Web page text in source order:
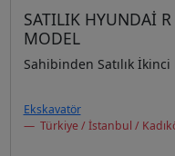
SATILIK HYUNDAİ
MODEL
Sahibinden Satılık
Ekskavatör
Türkiye / İstanbul /